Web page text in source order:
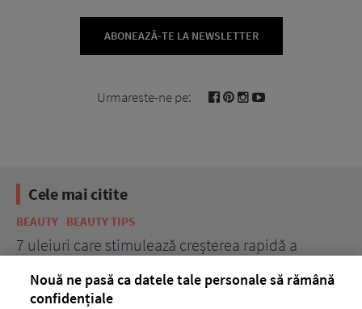
ABONEAZĂ-TE LA NEWSLETTER
Urmareste-ne pe:
Cele mai citite
BEAUTY BEAUTY TIPS
7 uleiuri care stimulează creșterea rapidă a
Nouă ne pasă ca datele tale personale să rămână
confidențiale